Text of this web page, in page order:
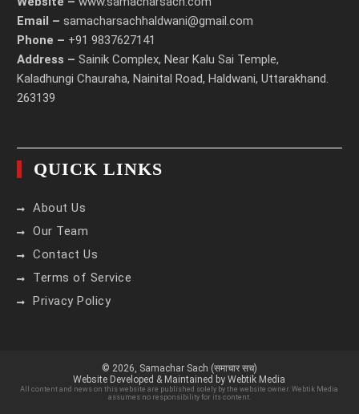
Email – samacharsachhaldwani@gmail.com
Phone – +91 9837627141
Address – Sainik Complex, Near Kalu Sai Temple,
Kaladhungi Chauraha, Nainital Road, Haldwani, Uttarakhand.
263139
QUICK LINKS
About Us
Our Team
Contact Us
Terms of Service
Privacy Policy
© 2026, Samachar Sach (समाचार सच)
Website Developed & Maintained by Webtik Media
All content and news on this website are published solely by the website owner. Webtik Media
assumes no responsibility for its content.